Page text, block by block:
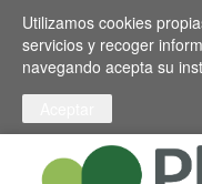
Pasar al contenido principal
Toggle high contrast
Utilizamos cookies
servicios y recoger
navegando acepta su